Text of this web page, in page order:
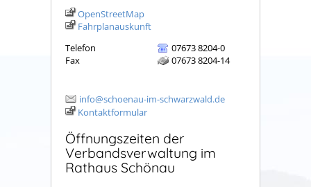
OpenStreetMap
Fahrplanauskunft
Telefon
07673 8204-0
Fax
07673 8204-14
info@schoenau-im-schwarzwald.de
Kontaktformular
Öffnungszeiten der
Verbandsverwaltung im
Rathaus Schönau